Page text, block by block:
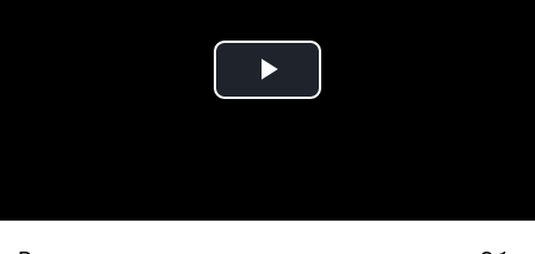
Play Video